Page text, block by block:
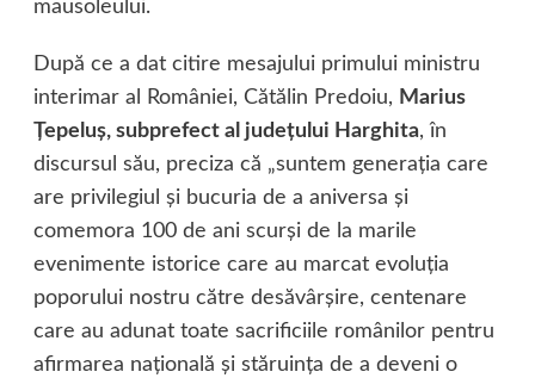
mausoleului.
După ce a dat citire mesajului primului ministru
interimar al României, Cătălin Predoiu, Marius
Ţepeluş, subprefect al judeţului Harghita, în
discursul său, preciza că „suntem generaţia care
are privilegiul şi bucuria de a aniversa şi
comemora 100 de ani scurşi de la marile
evenimente istorice care au marcat evoluţia
poporului nostru către desăvârşire, centenare
care au adunat toate sacrificiile românilor pentru
afirmarea naţională şi stăruinţa de a deveni o